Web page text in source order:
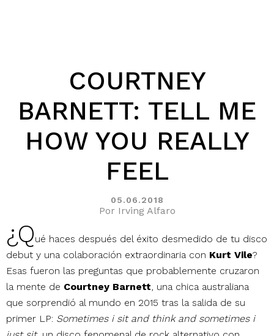
COURTNEY
BARNETT: TELL ME
HOW YOU REALLY
FEEL
05.06.2018
Por Irving Alfaro
¿Qué haces después del éxito desmedido de tu disco
debut y una colaboración extraordinaria con Kurt Vile?
Esas fueron las preguntas que probablemente cruzaron
la mente de Courtney Barnett, una chica australiana
que sorprendió al mundo en 2015 tras la salida de su
primer LP: Sometimes i sit and think and sometimes i